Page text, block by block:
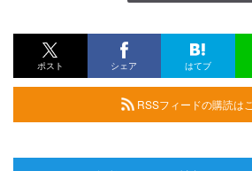
ポスト シェア はてブ
RSSフィードの購読は